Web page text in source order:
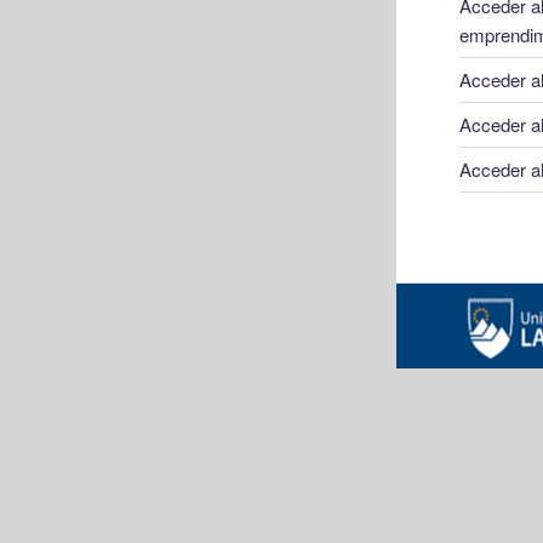
Acceder
Acceder
Acceder
Acceder